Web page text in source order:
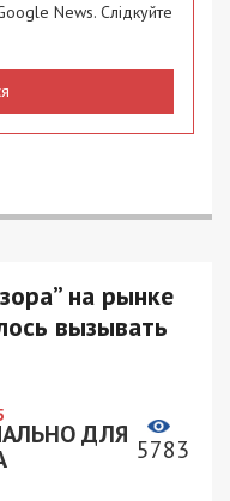
News. Слідкуйте
на рынке
вызывать
ДЛЯ 5783